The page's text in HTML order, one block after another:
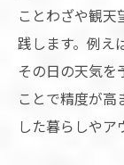
ことわざや観天
践します。例え
その日の天気を
ことで精度が高
した暮らしやア